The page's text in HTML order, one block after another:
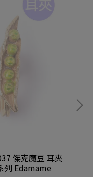
傑克魔豆 耳夾
列 Edamame